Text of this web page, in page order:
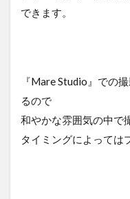
できます。
『Mare Studio』での
るので
和やかな雰囲気の中で
タイミングによっては